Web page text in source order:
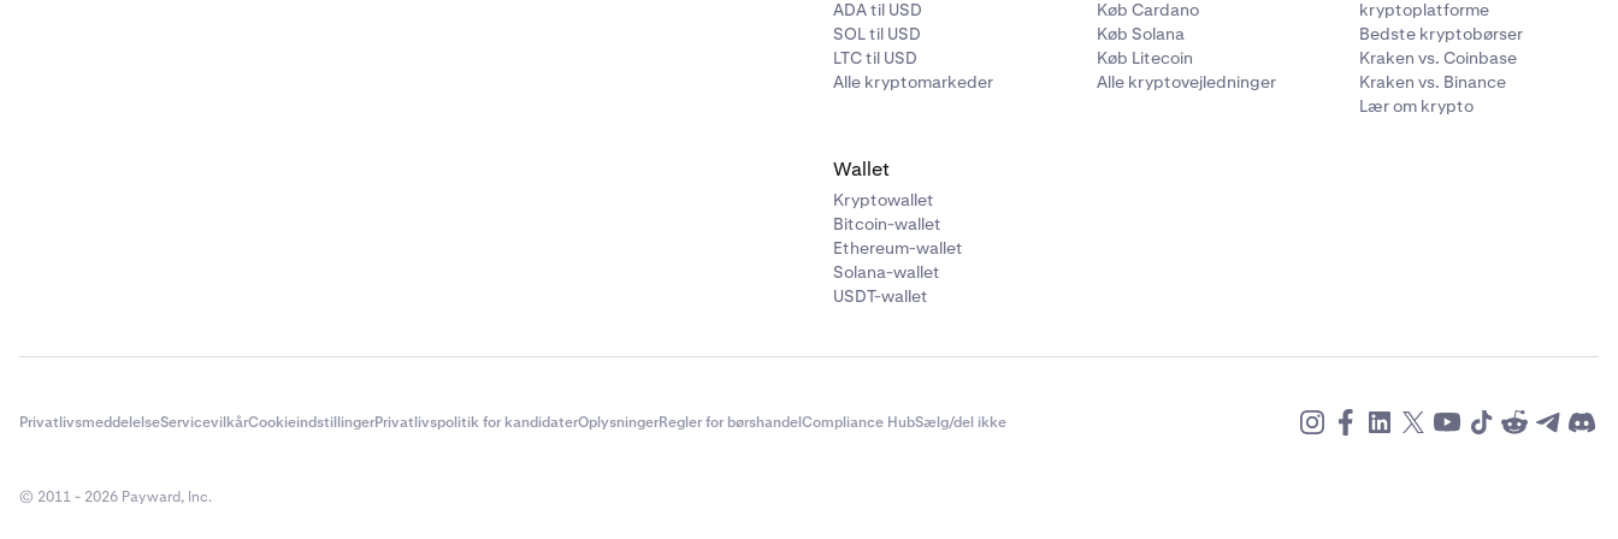
ADA til USD
SOL til USD
LTC til USD
Alle kryptomarkeder
Køb Cardano
Køb Solana
Køb Litecoin
Alle kryptovejledninger
kryptoplatforme
Bedste kryptobørser
Kraken vs. Coinbase
Kraken vs. Binance
Lær om krypto
Wallet
Kryptowallet
Bitcoin-wallet
Ethereum-wallet
Solana-wallet
USDT-wallet
PrivatlivsmeddelelseServicevilkårCookieindstillingerPrivatlivspolitik for kandidaterOplysningerRegler for børshandelCompliance HubSælg/del ikke
© 2011 - 2026 Payward, Inc.